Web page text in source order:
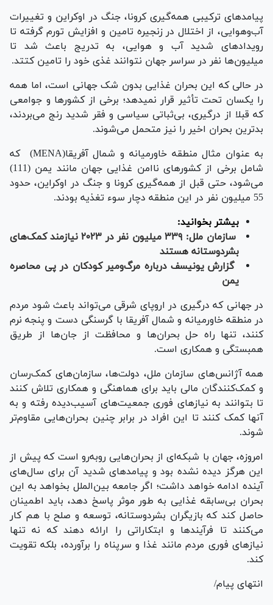
پیامدهای ترکیبی همه‌گیری کرونا، جنگ در اوکراین و تغییرات
آب‌و‌هوایی، از اختلال در زنجیره تامین و افزایش تورم گرفته تا
رویدادهای شدید آب و هوایی، به تدریج باعث شد تا
میلیون‌ها نفر در سراسر جهان نتوانند غذی خود را تامین کتتد.
در حالی که این بحران غذایی بدون شک جهانی است، اما همه
را یکسان تحت تأثیر قرار نمی‎دهد؛ برخی از کشورها و جوامعی
که قبلا از درگیری، بی‌ثباتی سیاسی و فقر شدید رنج می‌بردند،
بدترین بحران اخیر را نیز متحمل می‌شوند.
به عنوان مثال منطقه خاورمیانه و شمال آفریقا(MENA) که
شامل برخی از کشورهای ناامن غذایی جهان مانند یمن (111)
می‌شود، حتی قبل از همه‌گیری کرونا و جنگ در اوکراین، حدود
55 میلیون نفر در این منطقه دچار سوء تغذیه بودند.
بیشتر بخوانید:
سازمان ملل: ۳۳۹ میلیون نفر در ۲۰۲۳ نیازمند کمک‌های
بشردوستانه هستند
گزارش یونیسف درباره مرگ‌ومیر کودکان در پی محاصره
یمن
در جهانی که درگیری در اروپای شرقی می‌تواند باعث شود مردم
در منطقه خاورمیانه و شمال آفریقا با گرسنگی دست و پنجه نرم
کنند، تنها راه حل بحران‌ها و محافظت از جان‌ها از طریق
همبستگی و همکاری است.
همه آژانس‌های سازمان ملل، دولت‌ها، سازمان‌های کمک‌رسان
و کمک‌کنندگان مالی باید برای هماهنگی و همکاری تلاش کنند
تا بتوانند به نیازهای فوری جمعیت‌های آسیب‌دیده رفته و به
آنها کمک کنند تا این افراد در برابر چنین بحران‌هایی مقاوم‌تر
شوند.
امروزه، جهان با شبکه‌ای از بحران‌هایی روبه‌رو است که پیش از
این هرگز دیده نشده بود و پیامدهای شدید آن برای سال‌های
آینده ادامه خواهد داشت؛ اگر جامعه بین‌الملل بخواهد به این
بحران بی‌سابقه غذایی به طور موثر پاسخ دهد، باید اطمینان
حاصل کند که بازیگران بشردوستانه، توسعه و صلح با هم کار
می‌کنند تا فرآیندها و ابتکاراتی را ارائه دهند که نه تنها
نیازهای فوری مردم مانند غذا و سرپناه را برآورده، بلکه تقویت
کند.
انتهای پیام/